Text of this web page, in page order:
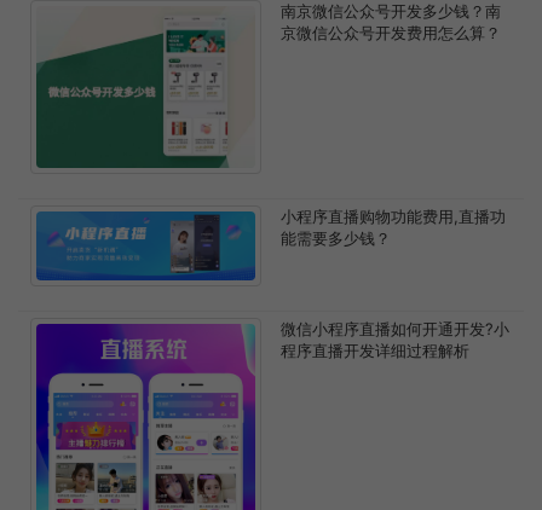
南京微信公众号开发多少钱？南
京微信公众号开发费用怎么算？
小程序直播购物功能费用,直播功
能需要多少钱？
微信小程序直播如何开通开发?小
程序直播开发详细过程解析